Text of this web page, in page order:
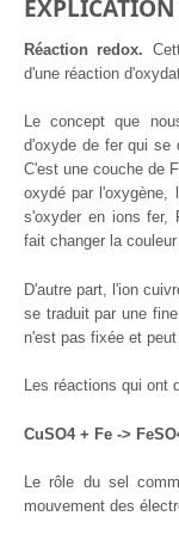
Réaction redox.
d'une réaction
Le concept que
d'oxyde de fer qui se
C'est une couche de
oxydé par l'oxygène,
s'oxyder en ions fer,
fait changer la
D'autre part, l'ion
se traduit par une
n'est pas fixée et
Les réactions qui ont
CuSO4 + Fe ->
Le rôle du sel
mouvement des